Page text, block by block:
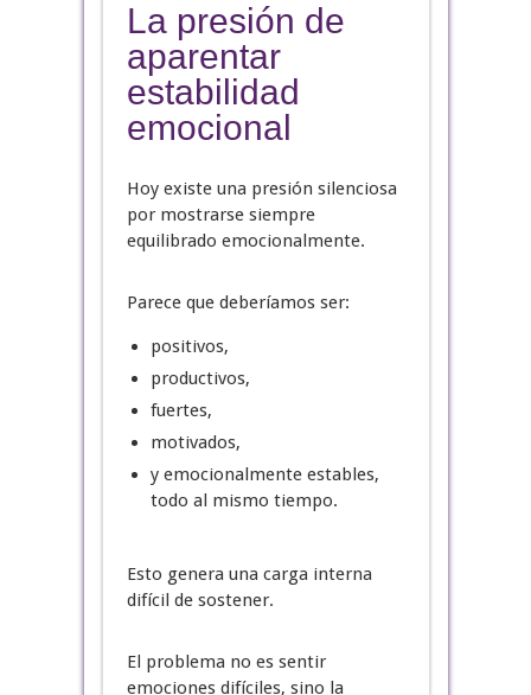
La presión de
aparentar
estabilidad
emocional
Hoy existe una presión silenciosa
por mostrarse siempre
equilibrado emocionalmente.
Parece que deberíamos ser:
positivos,
productivos,
fuertes,
motivados,
y emocionalmente estables,
todo al mismo tiempo.
Esto genera una carga interna
difícil de sostener.
El problema no es sentir
emociones difíciles, sino la